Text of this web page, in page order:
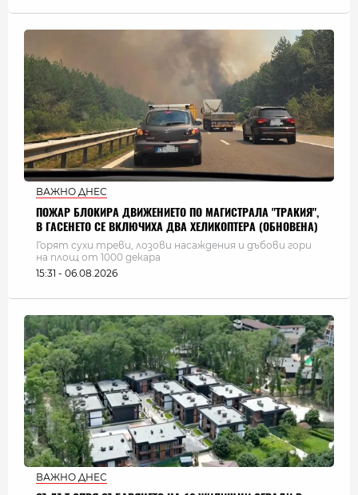
ВАЖНО ДНЕС
ПОЖАР БЛОКИРА ДВИЖЕНИЕТО ПО МАГИСТРАЛА "ТРАКИЯ",
В ГАСЕНЕТО СЕ ВКЛЮЧИХА ДВА ХЕЛИКОПТЕРА (ОБНОВЕНА)
Горят сухи треви, лозови насаждения и дъбови гори
на площ от 1000 декара
15:31 - 06.08.2026
ВАЖНО ДНЕС